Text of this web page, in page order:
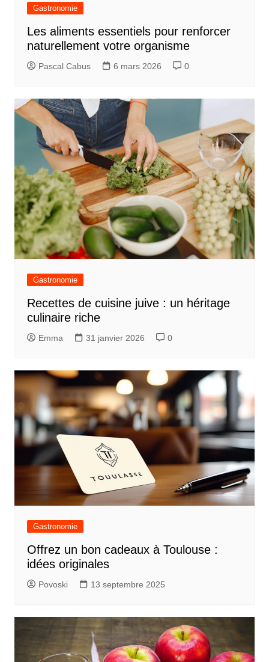
Gastronomie
Les aliments essentiels pour renforcer
naturellement votre organisme
Pascal Cabus 6 mars 2026 0
Gastronomie
Recettes de cuisine juive : un héritage
culinaire riche
Emma 31 janvier 2026 0
Gastronomie
Offrez un bon cadeaux à Toulouse :
idées originales
Povoski 13 septembre 2025